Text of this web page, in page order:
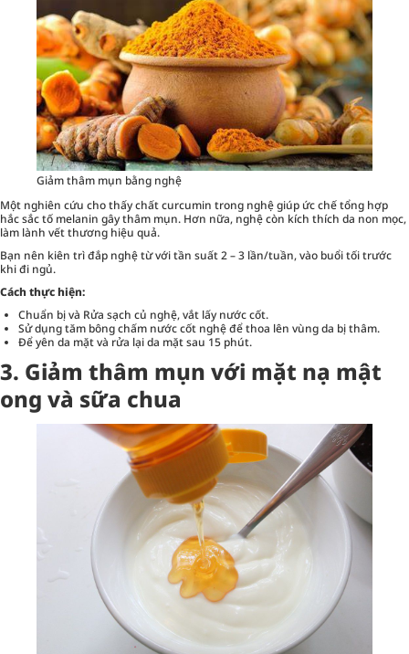
Giảm thâm mụn bằng nghệ
Một nghiên cứu cho thấy chất curcumin trong nghệ giúp ức chế tổng hợp
hắc sắc tố melanin gây thâm mụn. Hơn nữa, nghệ còn kích thích da non mọc,
làm lành vết thương hiệu quả.
Bạn nên kiên trì đắp nghệ từ với tần suất 2 – 3 lần/tuần, vào buổi tối trước
khi đi ngủ.
Cách thực hiện:
Chuẩn bị và Rửa sạch củ nghệ, vắt lấy nước cốt.
Sử dụng tăm bông chấm nước cốt nghệ để thoa lên vùng da bị thâm.
Để yên da mặt và rửa lại da mặt sau 15 phút.
3. Giảm thâm mụn với mặt nạ mật
ong và sữa chua